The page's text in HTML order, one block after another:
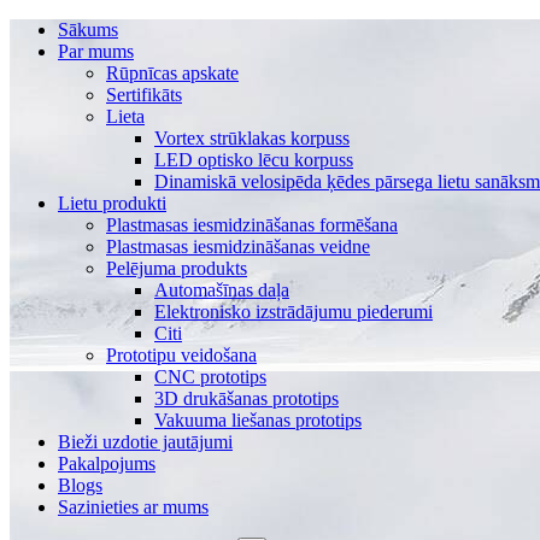
Sākums
Par mums
Rūpnīcas apskate
Sertifikāts
Lieta
Vortex strūklakas korpuss
LED optisko lēcu korpuss
Dinamiskā velosipēda ķēdes pārsega lietu
Lietu produkti
Plastmasas iesmidzināšanas formēšana
Plastmasas iesmidzināšanas veidne
Pelējuma produkts
Automašīnas daļa
Elektronisko izstrādājumu piederumi
Citi
Prototipu veidošana
CNC prototips
3D drukāšanas prototips
Vakuuma liešanas prototips
Bieži uzdotie jautājumi
Pakalpojums
Blogs
Sazinieties ar mums